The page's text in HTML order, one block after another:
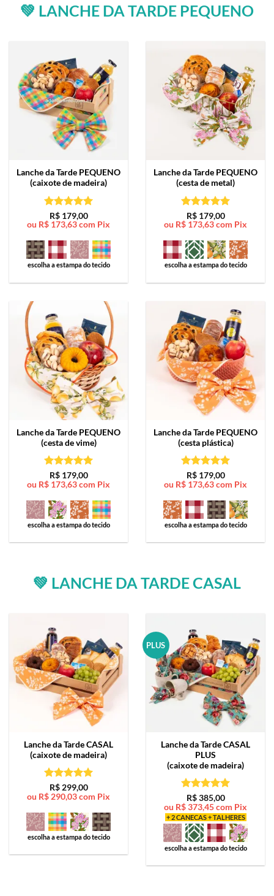
💚 LANCHE DA TARDE PEQUENO
Lanche da Tarde PEQUENO
(caixote de madeira)
Avaliação5
de 5
R$179,00
ou R$ 173,63com Pix
escolha a estampa do tecido
Lanche da Tarde PEQUENO
(cesta de metal)
Avaliação5
de 5
R$179,00
ou R$ 173,63com Pix
escolha a estampa do tecido
Lanche da Tarde PEQUENO
(cesta de vime)
Avaliação5
de 5
R$179,00
ou R$ 173,63com Pix
escolha a estampa do tecido
Lanche da Tarde PEQUENO
(cesta plástica)
Avaliação5
de 5
R$179,00
ou R$ 173,63com Pix
escolha a estampa do tecido
💚 LANCHE DA TARDE CASAL
Lanche da TardeCASAL
(caixote de madeira)
Avaliação5
de 5
R$299,00
ou R$ 290,03com Pix
escolha a estampa do tecido
PLUS
Lanche da TardeCASAL
PLUS
(caixote de madeira)
Avaliação5
de 5
R$385,00
ou R$373,45com Pix
+ 2 CANECAS + TALHERES
escolha a estampa do tecido